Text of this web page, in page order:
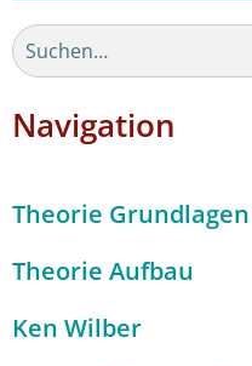
Navigation
Theorie Grundlagen
Theorie Aufbau
Ken Wilber